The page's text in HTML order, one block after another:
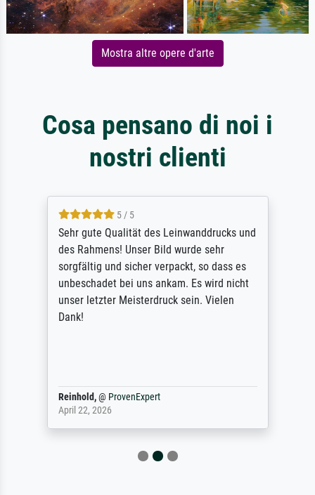
Mostra altre opere d'arte
Cosa pensano di noi i
nostri clienti
5 / 5
Sehr gute Qualität des Leinwanddrucks und
des Rahmens! Unser Bild wurde sehr
sorgfältig und sicher verpackt, so dass es
unbeschadet bei uns ankam. Es wird nicht
unser letzter Meisterdruck sein. Vielen
Dank!
Reinhold,@ ProvenExpert
April 22, 2026